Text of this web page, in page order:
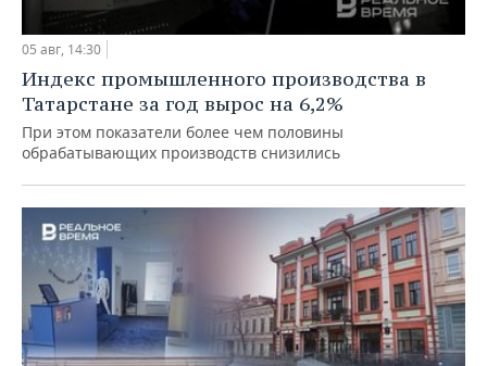
05 авг, 14:30
Индекс промышленного производства в
Татарстане за год вырос на 6,2%
При этом показатели более чем половины
обрабатывающих производств снизились